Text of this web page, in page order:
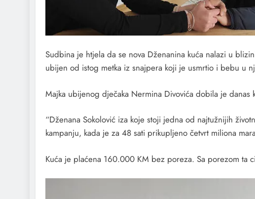
Sudbina je htjela da se nova Dženanina kuća nalazi u
ubijen od istog metka iz snajpera koji je usmrtio i bebu u
Majka ubijenog dječaka Nermina Divovića dobila je
“Dženana Sokolović iza koje stoji jedna od najtužnijih
kampanju, kada je za 48 sati prikupljeno četvrt miliona
Kuća je plaćena 160.000 KM bez poreza. Sa porezom ta